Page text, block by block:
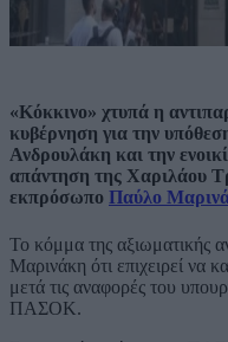
«Κόκκινο» χτυπά η
κυβέρνηση για την
Ανδρουλάκη και την
απάντηση της Χαριλάου
εκπρόσωπο Παύλο
Το κόμμα της αξιωματικής
Μαρινάκη ότι επιχειρεί να
μετά τις αναφορές του
ΠΑΣΟΚ.